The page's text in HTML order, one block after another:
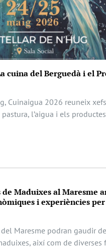
cuina del Berguedà i el
Cuinaigua 2026 reuneix
l’aigua i els
Maduixes al Maresme
i experiències
Maresme podran gaudir
així com de diverses